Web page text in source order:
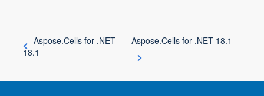
Aspose.Cells for .NET
18.1
Aspose.Cells for .NET 18.1